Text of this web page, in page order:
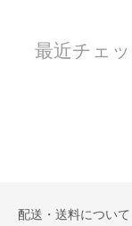
最近チェ
配送・送料について